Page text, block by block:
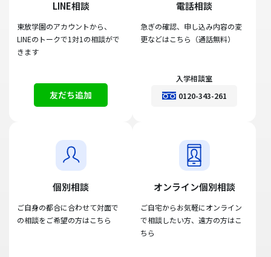
LINE相談
東放学園のアカウントから、
LINEのトークで1対1の相談がで
きます
友だち追加
電話相談
急ぎの確認、申し込み内容の変
更などはこちら（通話無料）
入学相談室
0120-343-261
個別相談
ご自身の都合に合わせて対面で
の相談をご希望の方はこちら
オンライン個別相談
ご自宅からお気軽にオンライン
で相談したい方、遠方の方はこ
ちら